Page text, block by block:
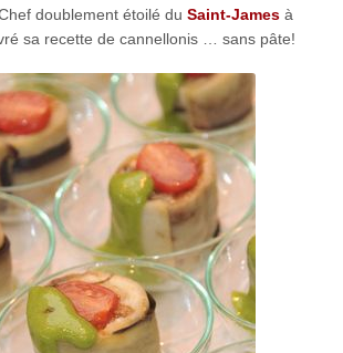
doublement étoilé du Saint-Jamesà
sa recette de cannellonis … sans pâte!